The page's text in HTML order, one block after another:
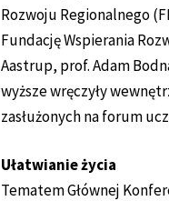
Rozwoju Regionalnego
Fundację Wspierania
Aastrup, prof. Adam
wyższe wręczyły
zasłużonych na forum
Ułatwianie życia
Tematem Głównej